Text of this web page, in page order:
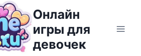
Онлайн
игры для
девочек